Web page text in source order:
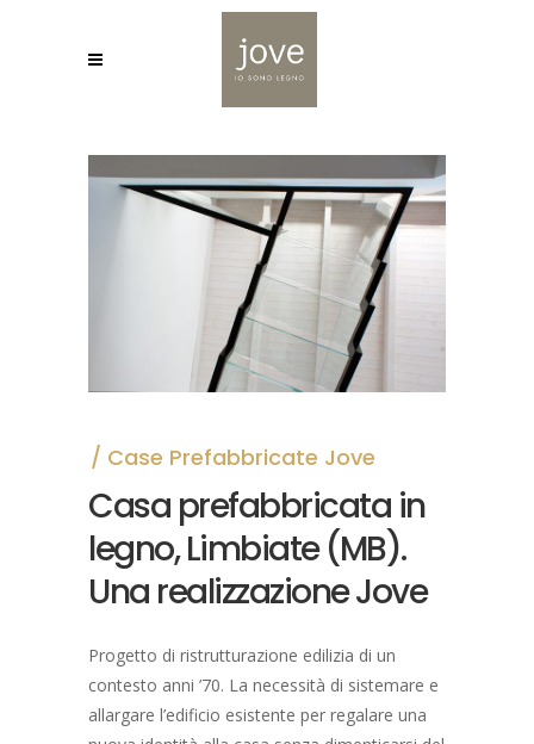
Case Prefabbricate Jove
Casa prefabbricata in
legno, Limbiate (MB).
Una realizzazione Jove
Progetto di ristrutturazione edilizia di un
contesto anni ’70. La necessità di sistemare e
allargare l’edificio esistente per regalare una